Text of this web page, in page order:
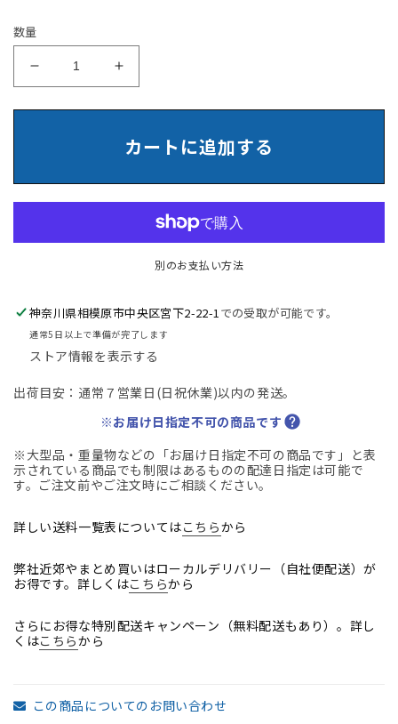
数量
GMW
シ
ー
型
会
議
ー
幅
2400
2025040302【中
フ
ィ
家
具】
量
【中
チ
ダ
GMW
シ
ー
型
会
議
ー
ブ
幅
2400
2025040302【中
古
フ
ィ
家
量
カートに追加する
別のお支払い方法
神奈川県相模原市中央区宮下2-22-1 での受取が可能です。
通常5日以上で準備が完了します
ストア情報を表示する
出荷目安：通常７営業日(日祝休業)以内の発送。
※お届け日指定不可の商品です
※大型品・重量物などの「お届け日指定不可の商品です」と表
示されている商品でも制限はあるものの配達日指定は可能で
す。ご注文前やご注文時にご相談ください。
詳しい送料一覧表についてはこちらから
弊社近郊やまとめ買いはローカルデリバリー（自社便配送）が
お得です。詳しくはこちらから
さらにお得な特別配送キャンペーン（無料配送もあり）。詳し
くはこちらから
この商品についてのお問い合わせ